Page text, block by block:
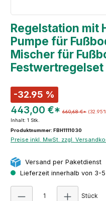
Regelstation mit
Pumpe für
Mischer für
Festwertregelset
-32.95 %
443,00 €* 660,68 €*
Inhalt: 1 Stk.
Produktnummer: FBH1111030
Preise inkl. MwSt. zzgl.
Versand per Paketdienst
Lieferzeit innerhalb von 3-
Stück